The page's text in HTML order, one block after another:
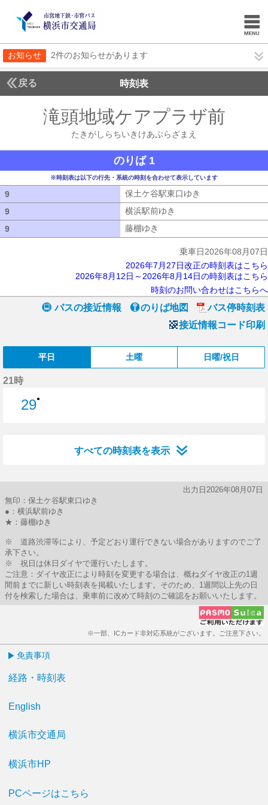
お知らせ 2件のお知らせがあります
戻る 時刻表
滝頭地域ケアプラザ前
たきがしらちいきけあぷらざまえ
のりば 1
※時刻表は以下の行先・系統の時刻を合わせて表示しています
9 保土ケ谷駅東口ゆき
9
横浜駅前ゆき
9
藤棚ゆき
乗車日2026年08月07日
2026年7月27日改正の時刻表はこちら
2026年8月12日～2026年8月14日の時刻表はこちら
時刻のお問い合わせはこちらへ
バスの接近情報 のりば地図
バス停時刻表
接近情報コード印刷
平日 土曜 日曜/祝日
21時
29●
すべての時刻表を表示
出力日2026年08月07日
無印：保土ケ谷駅東口ゆき
●：横浜駅前ゆき
★：藤棚ゆき
※ 道路渋滞等により、予定どおり運行できない場合がありますのでご了
承下さい。
※ 祝日は休日ダイヤで運行いたします。
ご注意：ダイヤ改正により時刻を変更する場合は、概ねダイヤ改正の1週
間前までに新しい時刻表を掲載いたします。そのため、1週間以上先の日
付を検索した場合は、乗車前に改めて時刻のご確認をお願いいたします。
※一部、ICカード非対応系統がございます。ご注意下さい。
免責事項
経路・時刻表
English
横浜市交通局
横浜市HP
PCページはこちら